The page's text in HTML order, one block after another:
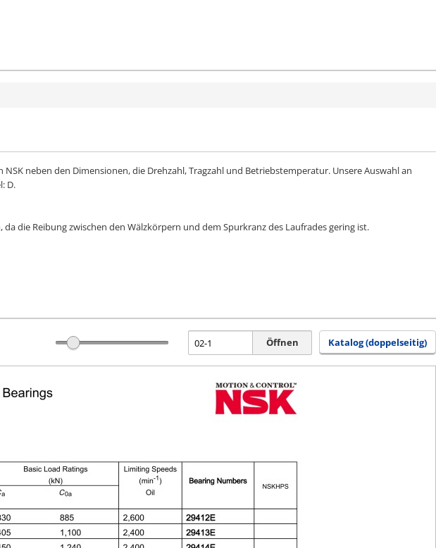
neben den Dimensionen, die Drehzahl, Tragzahl und Betriebstemperatur. Unsere Auswahl an
D.
die Reibung zwischen den Wälzkörpern und dem Spurkranz des Laufrades gering ist.
Öffnen Katalog (doppelseitig)